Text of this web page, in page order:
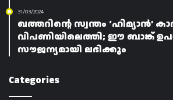
31/03/2024
ഖത്തറിന്റെ സ്വന്തം ‘ഹിമ്യാൻ’
വിപണിയിലെത്തി; ഈ ബാങ്ക്
സൗജന്യമായി ലഭിക്കും
Categories